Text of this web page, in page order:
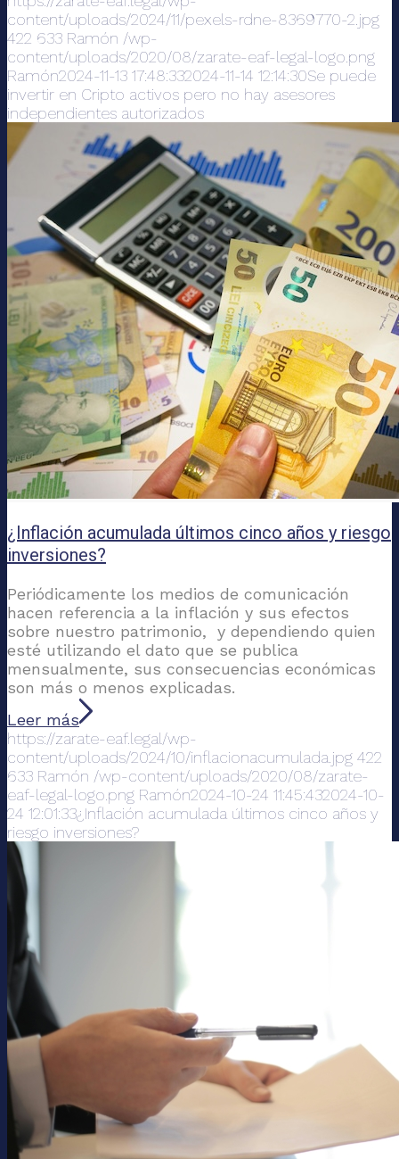
content/uploads/2024/11/pexels-rdne-8369770-2.jpg
422 633 Ramón /wp-
content/uploads/2020/08/zarate-eaf-legal-logo.png
Ramón2024-11-13 17:48:332024-11-14 12:14:30Se puede
invertir en Cripto activos pero no hay asesores
independientes autorizados
¿Inflación acumulada últimos cinco años y riesgo
inversiones?
Periódicamente los medios de comunicación
hacen referencia a la inflación y sus efectos
sobre nuestro patrimonio, y dependiendo quien
esté utilizando el dato que se publica
mensualmente, sus consecuencias económicas
son más o menos explicadas.
Leer más
https://zarate-eaf.legal/wp-
content/uploads/2024/10/inflacionacumulada.jpg 422
633 Ramón /wp-content/uploads/2020/08/zarate-
eaf-legal-logo.png Ramón2024-10-24 11:45:432024-10-
24 12:01:33¿Inflación acumulada últimos cinco años y
riesgo inversiones?